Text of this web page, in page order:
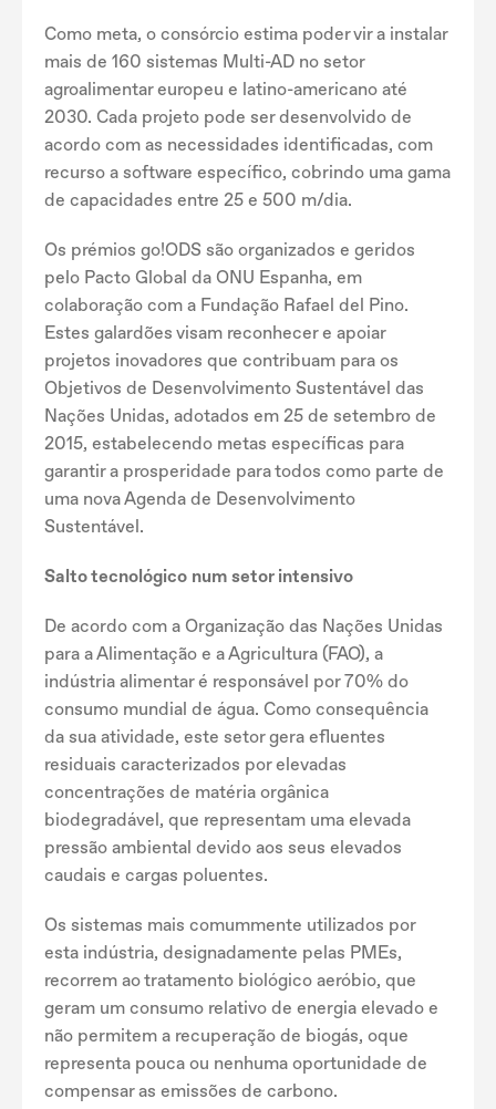
Como meta, o consórcio estima poder vir a instalar
mais de 160 sistemas Multi-AD no setor
agroalimentar europeu e latino-americano até
2030. Cada projeto pode ser desenvolvido de
acordo com as necessidades identificadas, com
recurso a software específico, cobrindo uma gama
de capacidades entre 25 e 500 m/dia.
Os prémios go!ODS são organizados e geridos
pelo Pacto Global da ONU Espanha, em
colaboração com a Fundação Rafael del Pino.
Estes galardões visam reconhecer e apoiar
projetos inovadores que contribuam para os
Objetivos de Desenvolvimento Sustentável das
Nações Unidas, adotados em 25 de setembro de
2015, estabelecendo metas específicas para
garantir a prosperidade para todos como parte de
uma nova Agenda de Desenvolvimento
Sustentável.
Salto tecnológico num setor intensivo
De acordo com a Organização das Nações Unidas
para a Alimentação e a Agricultura (FAO), a
indústria alimentar é responsável por 70% do
consumo mundial de água. Como consequência
da sua atividade, este setor gera efluentes
residuais caracterizados por elevadas
concentrações de matéria orgânica
biodegradável, que representam uma elevada
pressão ambiental devido aos seus elevados
caudais e cargas poluentes.
Os sistemas mais comummente utilizados por
esta indústria, designadamente pelas PMEs,
recorrem ao tratamento biológico aeróbio, que
geram um consumo relativo de energia elevado e
não permitem a recuperação de biogás, oque
representa pouca ou nenhuma oportunidade de
compensar as emissões de carbono.